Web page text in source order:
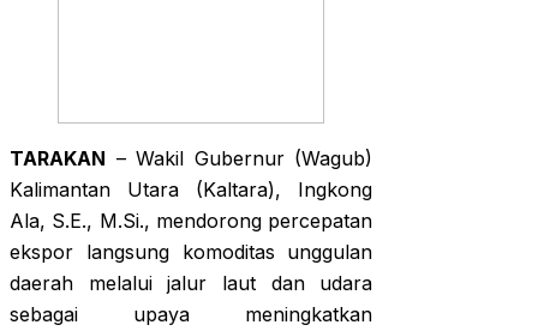
TARAKAN – Wakil Gubernur (Wagub)
Kalimantan Utara (Kaltara), Ingkong
Ala, S.E., M.Si., mendorong percepatan
ekspor langsung komoditas unggulan
daerah melalui jalur laut dan udara
sebagai upaya meningkatkan